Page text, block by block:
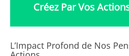
Créez Par Vos
L’Impact Profond de Nos